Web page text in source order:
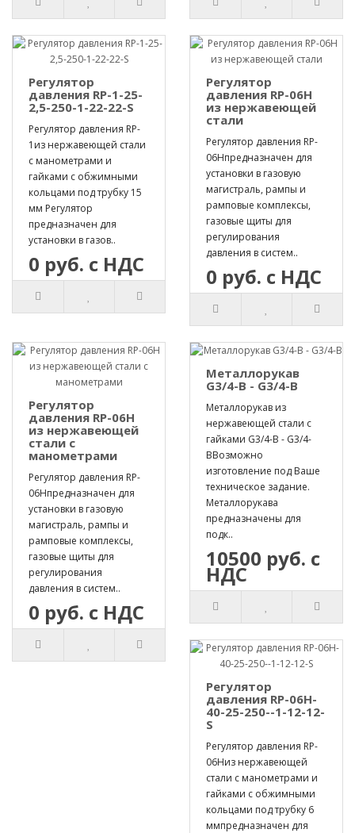
Регулятор
давления RP-1-25-
2,5-250-1-22-22-S
Регулятор давления RP-
1из нержавеющей стали
с манометрами и
гайками с обжимными
кольцами под трубку 15
мм Регулятор
предназначен для
установки в газов..
0 руб. с НДС
Регулятор
давления RP-06H
из нержавеющей
стали
Регулятор давления RP-
06Hпредназначен для
установки в газовую
магистраль, рампы и
рамповые комплексы,
газовые щиты для
регулирования
давления в систем..
0 руб. с НДС
Регулятор
давления RP-06H
из нержавеющей
стали с
манометрами
Регулятор давления RP-
06Hпредназначен для
установки в газовую
магистраль, рампы и
рамповые комплексы,
газовые щиты для
регулирования
давления в систем..
0 руб. с НДС
Металлорукав
G3/4-B - G3/4-B
Металлорукав из
нержавеющей стали с
гайками G3/4-B - G3/4-
BВозможно
изготовление под Ваше
техническое задание.
Металлорукава
предназначены для
подк..
10500 руб. с
НДС
Регулятор
давления RP-06H-
40-25-250--1-12-12-
S
Регулятор давления RP-
06Hиз нержавеющей
стали с манометрами и
гайками с обжимными
кольцами под трубку 6
ммпредназначен для